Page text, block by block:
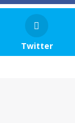
Twitter